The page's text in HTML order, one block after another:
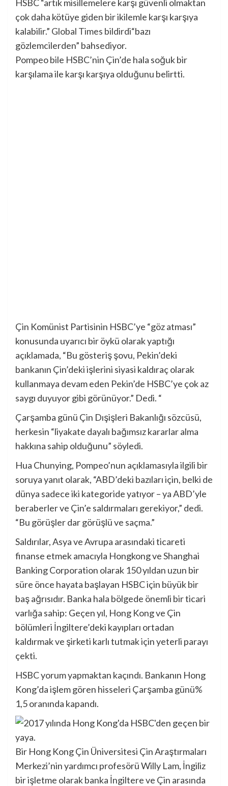
HSBC “artık misillemelere karşı güvenli olmaktan
çok daha kötüye giden bir ikilemle karşı karşıya
kalabilir.” Global Times bildirdi“bazı
gözlemcilerden” bahsediyor.
Pompeo bile HSBC’nin Çin’de hala soğuk bir
karşılama ile karşı karşıya olduğunu belirtti.
Çin Komünist Partisinin HSBC’ye “göz atması”
konusunda uyarıcı bir öykü olarak yaptığı
açıklamada, “Bu gösteriş şovu, Pekin’deki
bankanın Çin’deki işlerini siyasi kaldıraç olarak
kullanmaya devam eden Pekin’de HSBC’ye çok az
saygı duyuyor gibi görünüyor.” Dedi. “
Çarşamba günü Çin Dışişleri Bakanlığı sözcüsü,
herkesin “liyakate dayalı bağımsız kararlar alma
hakkına sahip olduğunu” söyledi.
Hua Chunying, Pompeo’nun açıklamasıyla ilgili bir
soruya yanıt olarak, “ABD’deki bazıları için, belki de
dünya sadece iki kategoride yatıyor – ya ABD’yle
beraberler ve Çin’e saldırmaları gerekiyor,” dedi.
“Bu görüşler dar görüşlü ve saçma.”
Saldırılar, Asya ve Avrupa arasındaki ticareti
finanse etmek amacıyla Hongkong ve Shanghai
Banking Corporation olarak 150 yıldan uzun bir
süre önce hayata başlayan HSBC için büyük bir
baş ağrısıdır. Banka hala bölgede önemli bir ticari
varlığa sahip: Geçen yıl, Hong Kong ve Çin
bölümleri İngiltere’deki kayıpları ortadan
kaldırmak ve şirketi karlı tutmak için yeterli parayı
çekti.
HSBC yorum yapmaktan kaçındı. Bankanın Hong
Kong’da işlem gören hisseleri Çarşamba günü%
1,5 oranında kapandı.
Bir Hong Kong Çin Üniversitesi Çin Araştırmaları
Merkezi’nin yardımcı profesörü Willy Lam, İngiliz
bir işletme olarak banka İngiltere ve Çin arasında